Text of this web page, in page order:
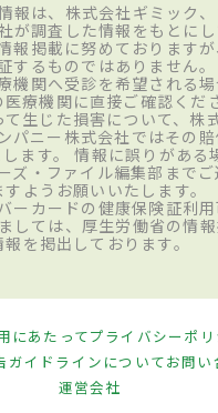
報は、株式会社ギミック
が調査した情報をもとにし
報掲載に努めております
するものではありません。
機関へ受診を希望される
療機関に直接ご確認くだ
生じた損害について、株
パニー株式会社ではその
ます。 情報に誤りがある
ズ・ファイル編集部まで
すようお願いいたします。
ーカードの健康保険証利
しては、厚生労働省の情報
報を掲出しております。
にあたってプライバシーポリ
ガイドラインについてお問い
運営会社